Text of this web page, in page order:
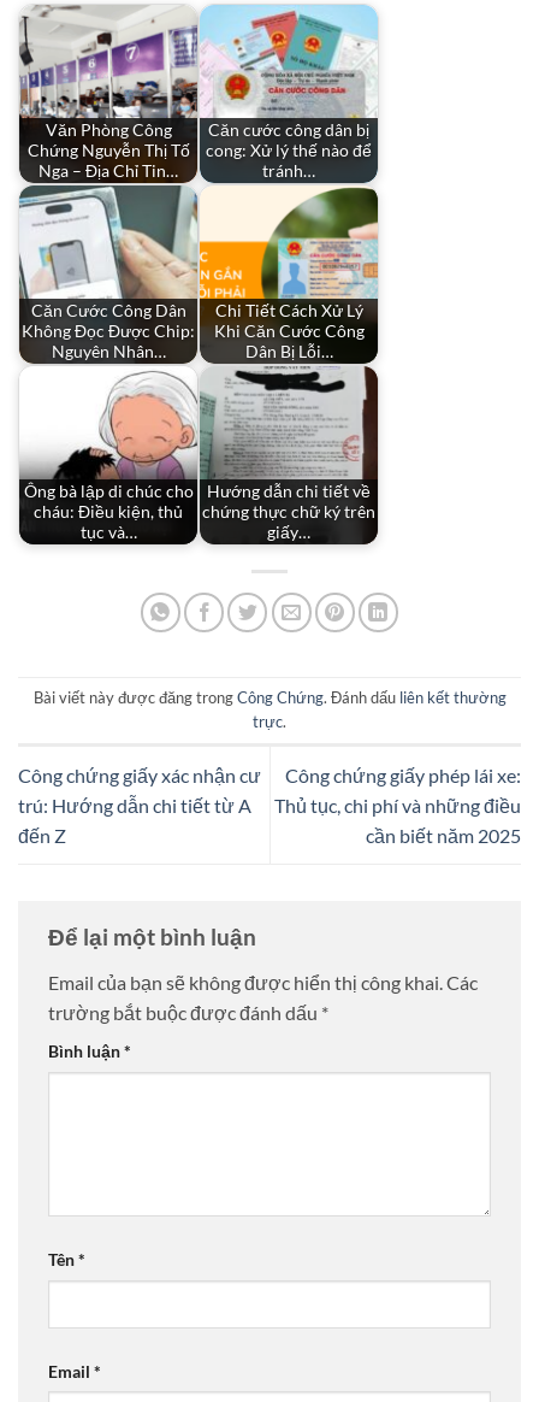
Văn Phòng Công
Chứng Nguyễn Thị Tố
Nga – Địa Chỉ Tin…
Căn cước công dân bị
cong: Xử lý thế nào để
tránh…
Căn Cước Công Dân
Không Đọc Được Chip:
Nguyên Nhân…
Chi Tiết Cách Xử Lý
Khi Căn Cước Công
Dân Bị Lỗi…
Ông bà lập di chúc cho
cháu: Điều kiện, thủ
tục và…
Hướng dẫn chi tiết về
chứng thực chữ ký trên
giấy…
Bài viết này được đăng trongCông Chứng. Đánh dấu liên kết thường
trực.
Công chứng giấy xác nhận cư
trú: Hướng dẫn chi tiết từ A
đến Z
Công chứng giấy phép lái xe:
Thủ tục, chi phí và những điều
cần biết năm 2025
Để lại một bình luận
Email của bạn sẽ không được hiển thị công khai.Các
trường bắt buộc được đánh dấu *
Bình luận*
Tên*
Email *